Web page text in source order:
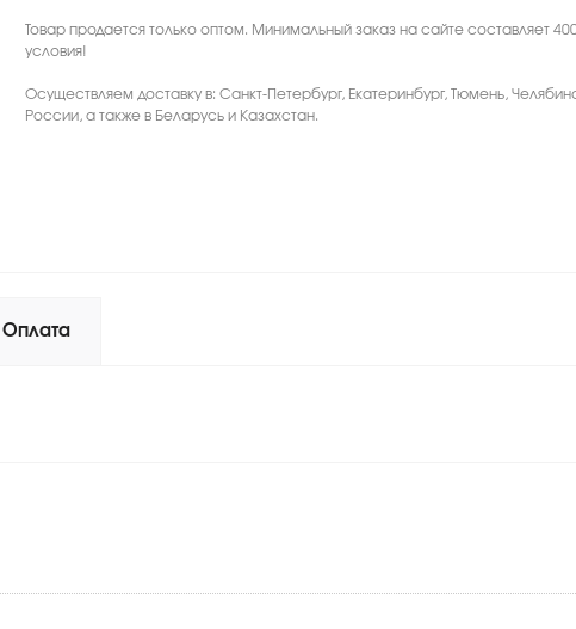
Товар продается только оптом. Минимальный заказ на сайте составляет
условия!
Осуществляем доставку в: Санкт-Петербург, Екатеринбург, Тюмень,
России, а также в Беларусь и Казахстан.
Оплата